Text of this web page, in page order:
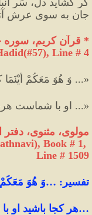
جان به سویِ عرش
* قرآن کریم، سوره
), Line # 4
«... وَ هُوَ مَعَكُمْ
«... او با شماست
مولوی، مثنوی، دفتر
Book # 1,
Line # 1509
تفسیر : …وَ هُوَ مَعَکُمْ
…هر کجا باشید او